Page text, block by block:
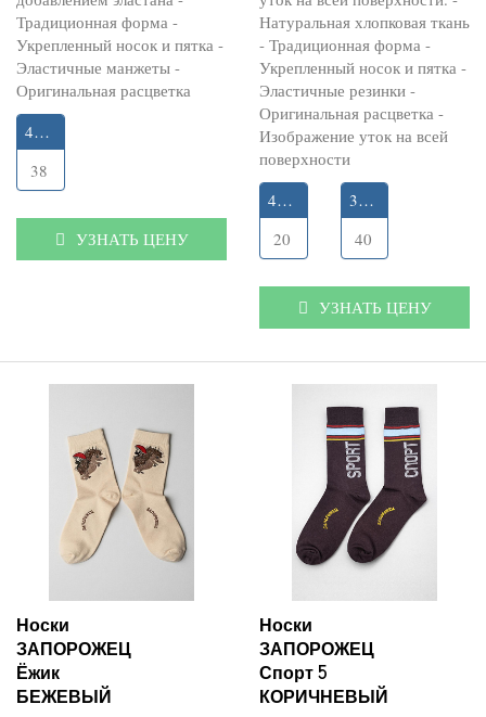
Традиционная форма -
Укрепленный носок и пятка -
Эластичные манжеты -
Оригинальная расцветка
41-45
38
УЗНАТЬ ЦЕНУ
Натуральная хлопковая ткань
- Традиционная форма -
Укрепленный носок и пятка -
Эластичные резинки -
Оригинальная расцветка -
Изображение уток на всей
поверхности
41-45
20
35-40
40
УЗНАТЬ ЦЕНУ
Носки
ЗАПОРОЖЕЦ
Ёжик
БЕЖЕВЫЙ
Носки
ЗАПОРОЖЕЦ
Спорт 5
КОРИЧНЕВЫЙ